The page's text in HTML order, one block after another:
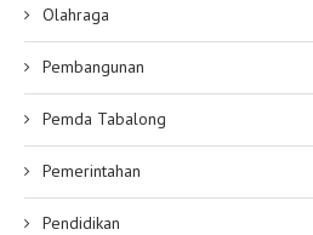
Olahraga
Pembangunan
Pemda Tabalong
Pemerintahan
Pendidikan